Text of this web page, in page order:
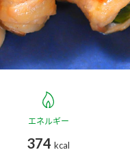
鍋用調味料
たれ
中華エネルギー
374 kcal